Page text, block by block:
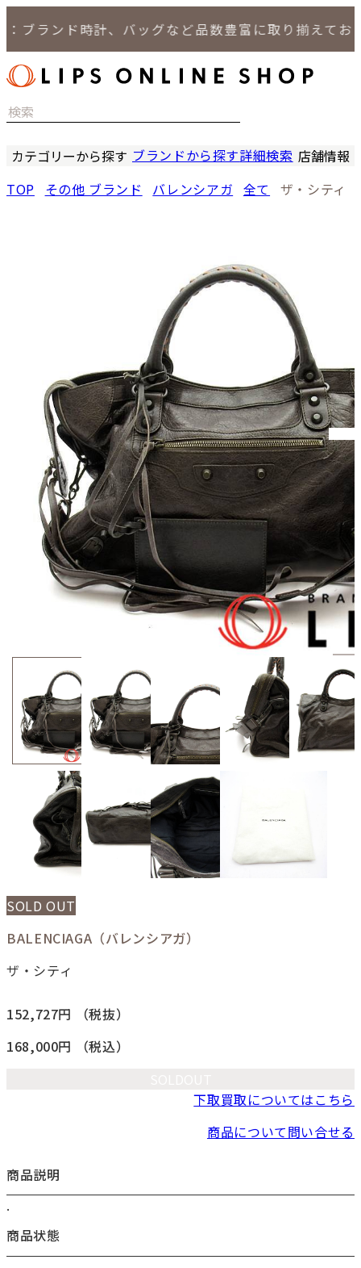
ブランド時計、バッグなど品数豊富に取り揃えており
カテゴリーから探す
バッグ
ブランドから探す詳細検索 店舗情報
LIPS
TOP その他 ブランド バレンシアガ 全て ザ・シティ
SOLD OUT
BALENCIAGA（バレンシアガ）
ザ・シティ
152,727円
（税抜）
168,000円
（税込）
下取買取についてはこちら
商品について問い合せる
商品説明
.
商品状態